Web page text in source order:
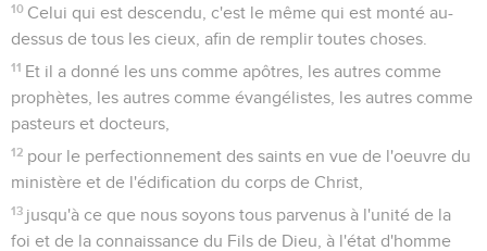
10 Celui qui est descendu, c'est le même qui est monté au-
dessus de tous les cieux, afin de remplir toutes choses.
11 Et il a donné les uns comme apôtres, les autres comme
prophètes, les autres comme évangélistes, les autres comme
pasteurs et docteurs,
12 pour le perfectionnement des saints en vue de l'oeuvre du
ministère et de l'édification du corps de Christ,
13 jusqu'à ce que nous soyons tous parvenus à l'unité de la
foi et de la connaissance du Fils de Dieu, à l'état d'homme